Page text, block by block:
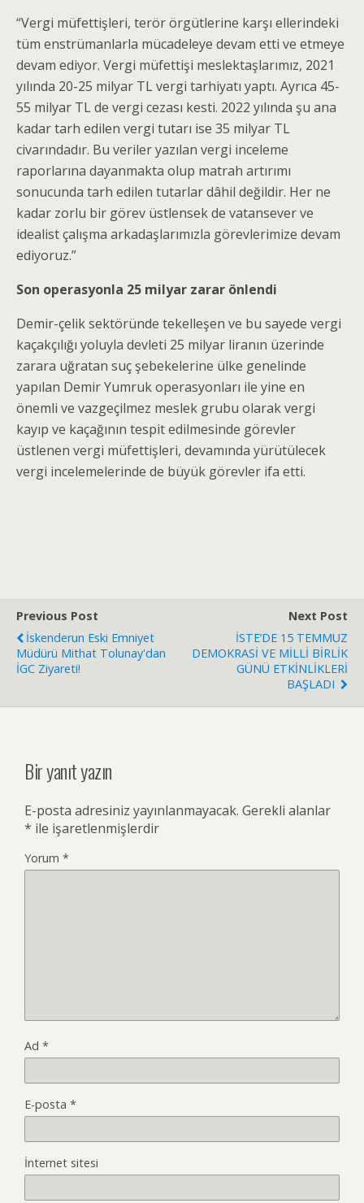
“Vergi müfettişleri, terör örgütlerine karşı ellerindeki
tüm enstrümanlarla mücadeleye devam etti ve etmeye
devam ediyor. Vergi müfettişi meslektaşlarımız, 2021
yılında 20-25 milyar TL vergi tarhiyatı yaptı. Ayrıca 45-
55 milyar TL de vergi cezası kesti. 2022 yılında şu ana
kadar tarh edilen vergi tutarı ise 35 milyar TL
civarındadır. Bu veriler yazılan vergi inceleme
raporlarına dayanmakta olup matrah artırımı
sonucunda tarh edilen tutarlar dâhil değildir. Her ne
kadar zorlu bir görev üstlensek de vatansever ve
idealist çalışma arkadaşlarımızla görevlerimize devam
ediyoruz.”
Son operasyonla 25 milyar zarar önlendi
Demir-çelik sektöründe tekelleşen ve bu sayede vergi
kaçakçılığı yoluyla devleti 25 milyar liranın üzerinde
zarara uğratan suç şebekelerine ülke genelinde
yapılan Demir Yumruk operasyonları ile yine en
önemli ve vazgeçilmez meslek grubu olarak vergi
kayıp ve kaçağının tespit edilmesinde görevler
üstlenen vergi müfettişleri, devamında yürütülecek
vergi incelemelerinde de büyük görevler ifa etti.
Previous Post
İskenderun Eski Emniyet
Müdürü Mithat Tolunay'dan
İGC Ziyareti!
Next Post
İSTE’DE 15 TEMMUZ
DEMOKRASİ VE MİLLİ BİRLİK
GÜNÜ ETKİNLİKLERİ
BAŞLADI
Bir yanıt yazın
E-posta adresiniz yayınlanmayacak. Gerekli alanlar
* ile işaretlenmişlerdir
Yorum *
Ad *
E-posta *
İnternet sitesi